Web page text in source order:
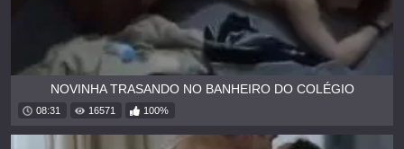
NOVINHA TRASANDO NO BANHEIRO DO COLÉGIO
08:31 16571 100%